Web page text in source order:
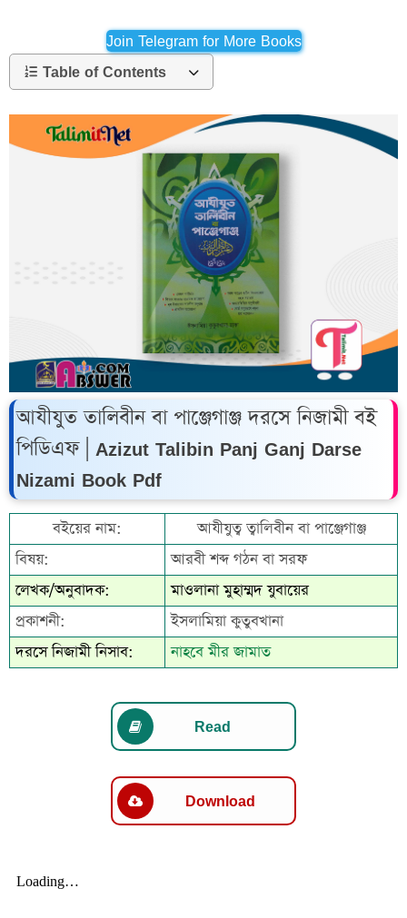
Join Telegram for More Books
Table of Contents
আযীযুত তালিবীন বা পাঞ্জেগাঞ্জ দরসে নিজামী বই
পিডিএফ | Azizut Talibin Panj Ganj Darse
Nizami Book Pdf
বইয়ের নাম:
আযীযুত্ব ত্বালিবীন বা পাঞ্জেগাঞ্জ
বিষয়:
আরবী শব্দ গঠন বা সরফ
লেখক/অনুবাদক:
মাওলানা মুহাম্মদ যুবায়ের
প্রকাশনী:
ইসলামিয়া কুতুবখানা
দরসে নিজামী নিসাব:
নাহবে মীর জামাত
Read
Download